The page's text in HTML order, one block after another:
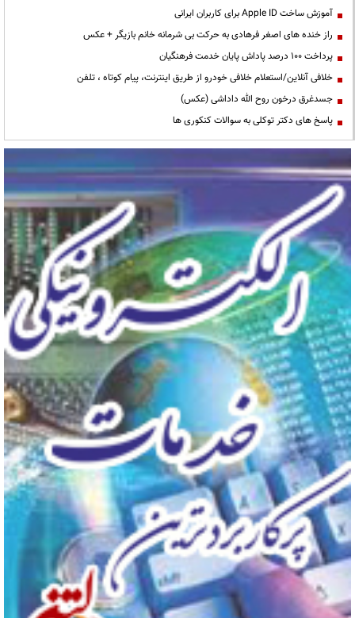
آموزش ساخت Apple ID برای کاربران ایرانی
راز خنده های اصغر فرهادی به حرکت بی شرمانه خانم بازیگر + عکس
پرداخت ۱۰۰ درصد پاداش پایان خدمت فرهنگیان
خلافی آنلاین/استعلام خلافی خودرو از طریق اینترنت، پیام کوتاه ، تلفن
جسدغرق درخون روح الله داداشی (عکس)
پاسخ های دکتر توکلی به سوالات کنکوری ها